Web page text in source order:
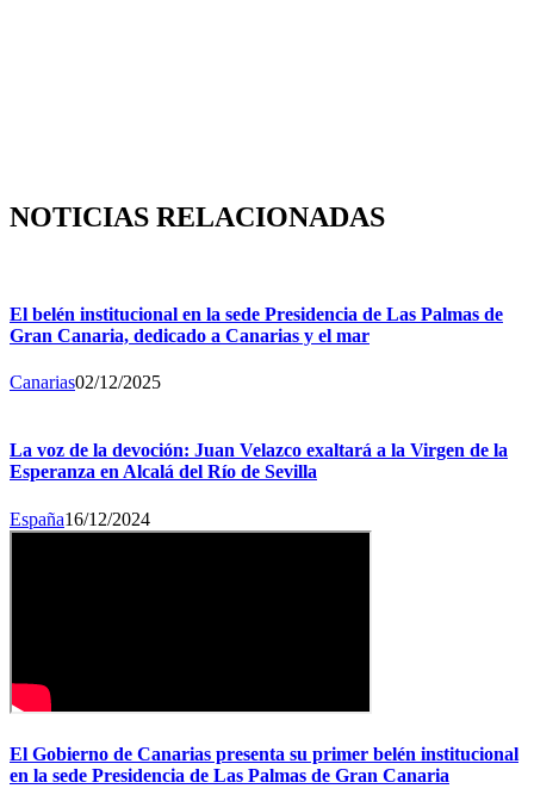
NOTICIAS RELACIONADAS
El belén institucional en la sede Presidencia de Las Palmas de
Gran Canaria, dedicado a Canarias y el mar
Canarias02/12/2025
La voz de la devoción: Juan Velazco exaltará a la Virgen de la
Esperanza en Alcalá del Río de Sevilla
España16/12/2024
El Gobierno de Canarias presenta su primer belén institucional
en la sede Presidencia de Las Palmas de Gran Canaria